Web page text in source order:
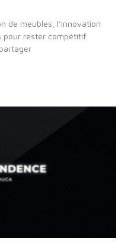
de meubles, l’innovation
pour rester compétitif.